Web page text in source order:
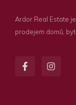
Ardor Real Estate
prodejem domů,